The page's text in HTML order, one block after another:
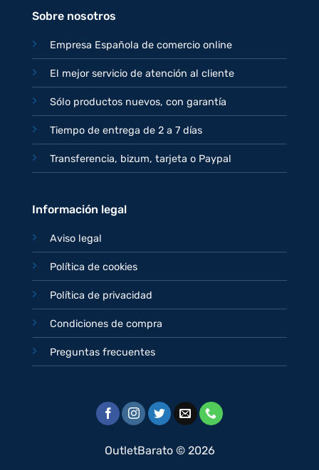
Sobre nosotros
Empresa Española de comercio online
El mejor servicio de atención al cliente
Sólo productos nuevos, con garantía
Tiempo de entrega de 2 a 7 días
Transferencia, bizum, tarjeta o Paypal
Información legal
Aviso legal
Política de cookies
Política de privacidad
Condiciones de compra
Preguntas frecuentes
OutletBarato © 2026